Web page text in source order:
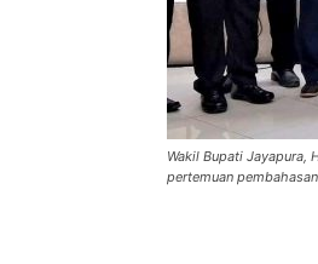
Wakil Bupati Jayapura,
pertemuan